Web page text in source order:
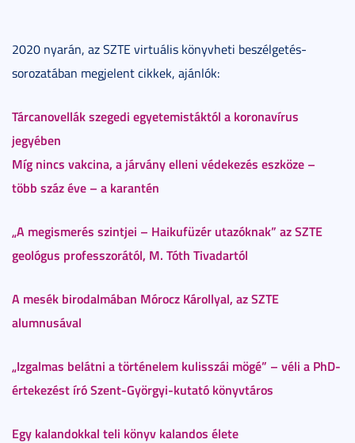
2020 nyarán, az SZTE virtuális könyvheti beszélgetés-
sorozatában megjelent cikkek, ajánlók:
Tárcanovellák szegedi egyetemistáktól a koronavírus
jegyében
Míg nincs vakcina, a járvány elleni védekezés eszköze –
több száz éve – a karantén
„A megismerés szintjei – Haikufüzér utazóknak” az SZTE
geológus professzorától, M. Tóth Tivadartól
A mesék birodalmában Mórocz Károllyal, az SZTE
alumnusával
„Izgalmas belátni a történelem kulisszái mögé” – véli a PhD-
értekezést író Szent-Györgyi-kutató könyvtáros
Egy kalandokkal teli könyv kalandos élete